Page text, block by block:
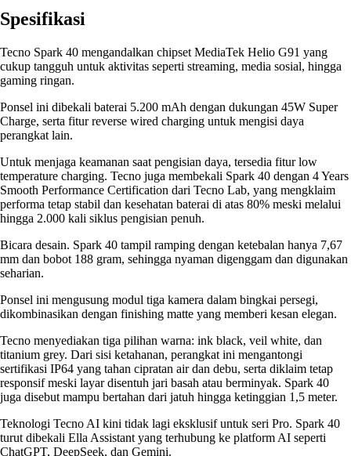
Spesifikasi
Tecno Spark 40 mengandalkan chipset MediaTek Helio G91 yang
cukup tangguh untuk aktivitas seperti streaming, media sosial, hingga
gaming ringan.
Ponsel ini dibekali baterai 5.200 mAh dengan dukungan 45W Super
Charge, serta fitur reverse wired charging untuk mengisi daya
perangkat lain.
Untuk menjaga keamanan saat pengisian daya, tersedia fitur low
temperature charging. Tecno juga membekali Spark 40 dengan 4 Years
Smooth Performance Certification dari Tecno Lab, yang mengklaim
performa tetap stabil dan kesehatan baterai di atas 80% meski melalui
hingga 2.000 kali siklus pengisian penuh.
Bicara desain. Spark 40 tampil ramping dengan ketebalan hanya 7,67
mm dan bobot 188 gram, sehingga nyaman digenggam dan digunakan
seharian.
Ponsel ini mengusung modul tiga kamera dalam bingkai persegi,
dikombinasikan dengan finishing matte yang memberi kesan elegan.
Tecno menyediakan tiga pilihan warna: ink black, veil white, dan
titanium grey. Dari sisi ketahanan, perangkat ini mengantongi
sertifikasi IP64 yang tahan cipratan air dan debu, serta diklaim tetap
responsif meski layar disentuh jari basah atau berminyak. Spark 40
juga disebut mampu bertahan dari jatuh hingga ketinggian 1,5 meter.
Teknologi Tecno AI kini tidak lagi eksklusif untuk seri Pro. Spark 40
turut dibekali Ella Assistant yang terhubung ke platform AI seperti
ChatGPT, DeepSeek, dan Gemini.